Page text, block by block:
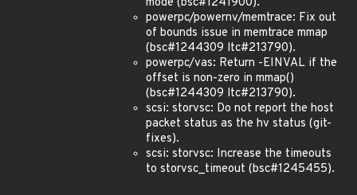
powerpc/powernv/memtrace: Fix out
of bounds issue in memtrace mmap
(bsc#1244309 ltc#213790).
powerpc/vas: Return -EINVAL if the
offset is non-zero in mmap()
(bsc#1244309 ltc#213790).
scsi: storvsc: Do not report the host
packet status as the hv status (git-
fixes).
scsi: storvsc: Increase the timeouts
to storvsc_timeout (bsc#1245455).